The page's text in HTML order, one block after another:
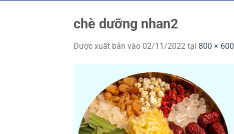
chè dưỡng nhan2
Được xuất bản vào 02/11/2022 tại 800 × 600